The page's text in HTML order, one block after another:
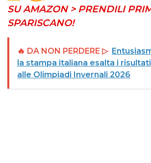
SU AMAZON > PRENDILI
SPARISCANO!
🔥 DA NON PERDERE ▷
la stampa italiana esalta i
alle Olimpiadi Invernali 2026